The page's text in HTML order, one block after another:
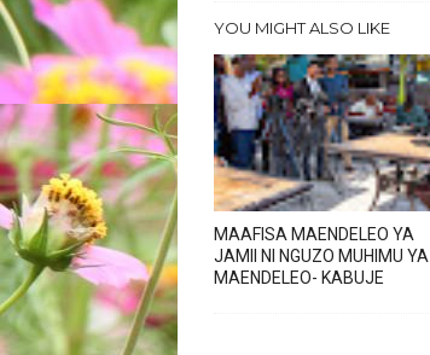
YOU MIGHT ALSO LIKE
MAAFISA MAENDELEO YA
JAMII NI NGUZO MUHIMU YA
MAENDELEO- KABUJE